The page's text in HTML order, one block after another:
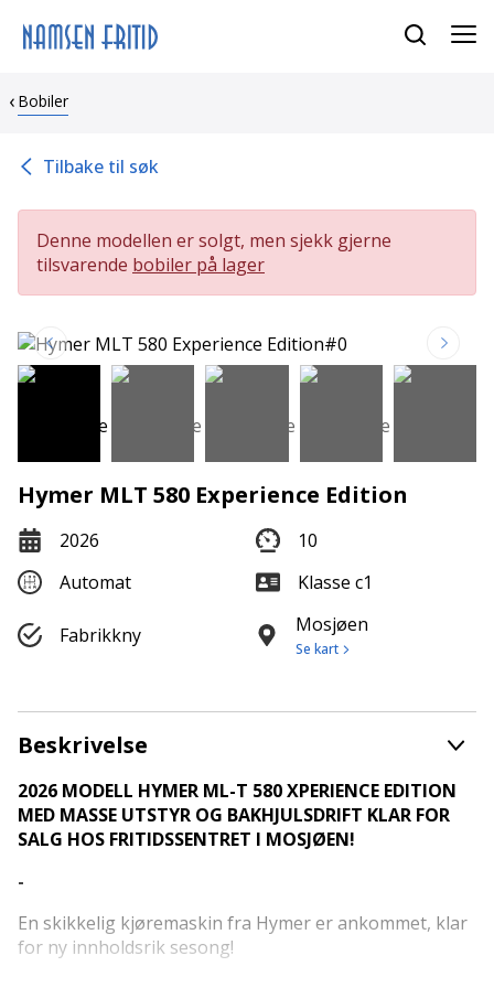
Bobiler
Tilbake til søk
Denne modellen er solgt, men sjekk gjerne
tilsvarende bobiler på lager
Hymer MLT 580 Experience Edition
2026
10
Automat
Klasse c1
Fabrikkny Mosjøen
Se kart
Beskrivelse
2026 MODELL HYMER ML-T 580 XPERIENCE EDITION
MED MASSE UTSTYR OG BAKHJULSDRIFT KLAR FOR
SALG HOS FRITIDSSENTRET I MOSJØEN!
-
En skikkelig kjøremaskin fra Hymer er ankommet, klar
for ny innholdsrik sesong!